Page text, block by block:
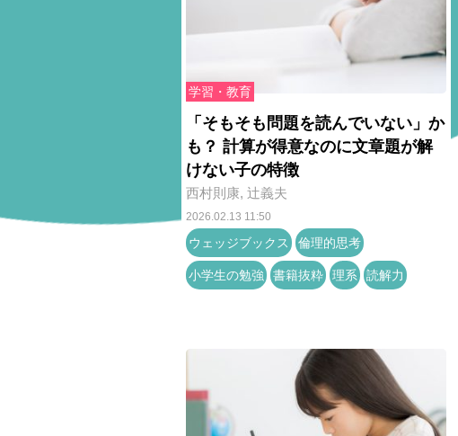
学習・教育
「そもそも問題を読んでいない」か
も？ 計算が得意なのに文章題が解
けない子の特徴
西村則康, 辻󠄀義夫
2026.02.13 11:50
ウェッジブックス 倫理的思考
小学生の勉強 書籍抜粋 理系 読解力